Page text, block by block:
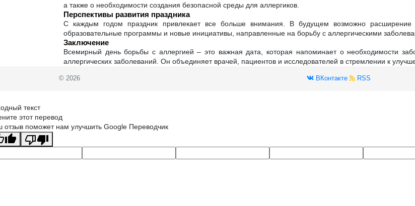
а также о необходимости создания безопасной среды для аллергиков.
Перспективы развития праздника
С каждым годом праздник привлекает все больше внимания. В будущем возможно расширение
образовательные программы и новые инициативы, направленные на борьбу с аллергическими
Заключение
Всемирный день борьбы с аллергией – это важная дата, которая напоминает о необходимости
аллергических заболеваний. Он объединяет врачей, пациентов и исследователей в стремлении к
© 2026 ВКонтакте RSS
текст
этот перевод
отзыв поможет нам улучшить Google Переводчик